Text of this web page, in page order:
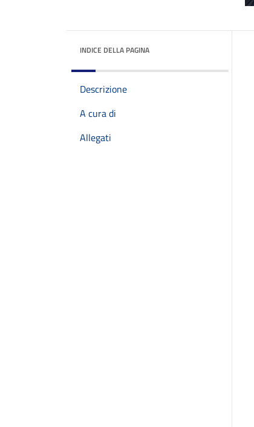
INDICE DELLA PAGINA
Descrizione
A cura di
Allegati